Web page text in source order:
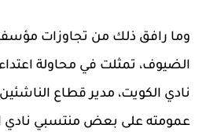
وما رافق ذلك من تجاوزات
الضيوف، تمثلت في محاولة
نادي الكويت، مدير قطاع الناشئين
عمومته على بعض منتسبي نادي